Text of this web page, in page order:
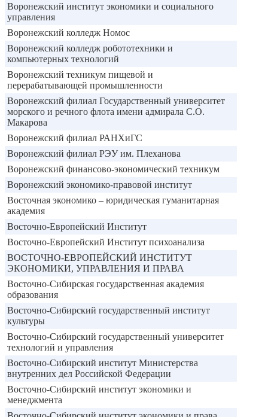
Воронежский институт экономики и социального
управления
Воронежский колледж Номос
Воронежский колледж робототехники и
компьютерных технологий
Воронежский техникум пищевой и
перерабатывающей промышленности
Воронежский филиал Государственный университет
морского и речного флота имени адмирала С.О.
Макарова
Воронежский филиал РАНХиГС
Воронежский филиал РЭУ им. Плеханова
Воронежский финансово-экономический техникум
Воронежский экономико-правовой институт
Восточная экономико – юридическая гуманитарная
академия
Восточно-Европейский Институт
Восточно-Европейский Институт психоанализа
ВОСТОЧНО-ЕВРОПЕЙСКИЙ ИНСТИТУТ
ЭКОНОМИКИ, УПРАВЛЕНИЯ И ПРАВА
Восточно-Сибирская государственная академия
образования
Восточно-Сибирский государственный институт
культуры
Восточно-Сибирский государственный университет
технологий и управления
Восточно-Сибирский институт Министерства
внутренних дел Российской Федерации
Восточно-Сибирский институт экономики и
менеджмента